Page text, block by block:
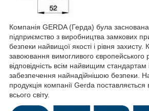
Компанія GERDA (Герда) була
підприємство з виробництва замкових
безпеки найвищої якості і рівня
завоювання вимогливого європейського
відповідність всім найвищим
забезпечення найнадійнішою безпеки.
продукція компанії Gerda
всього світу.